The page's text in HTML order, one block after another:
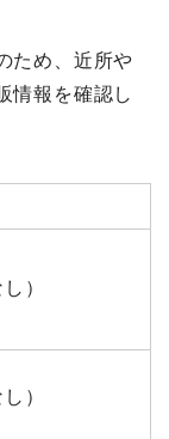
ため、近所や
情報を確認し
）
）